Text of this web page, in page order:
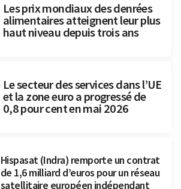
Les prix mondiaux des denrées
alimentaires atteignent leur plus
haut niveau depuis trois ans
Le secteur des services dans l’UE
et la zone euro a progressé de
0,8 pour cent en mai 2026
Hispasat (Indra) remporte un contrat
de 1,6 milliard d’euros pour un réseau
satellitaire européen indépendant